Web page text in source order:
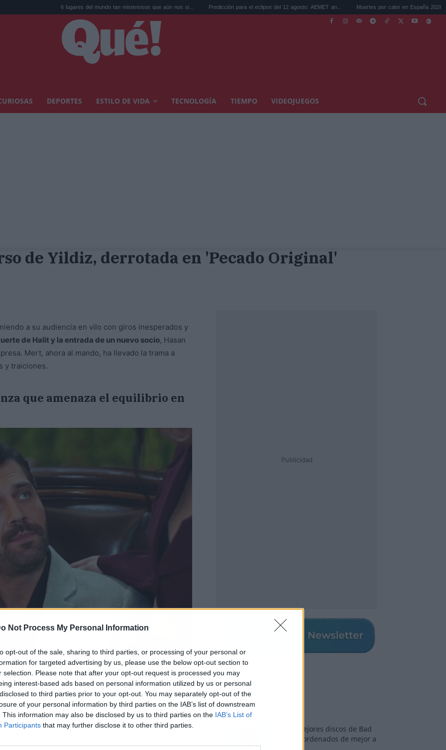
Not Process My Personal Information
opt-out of the sale, sharing to third parties, or processing of your personal or
for targeted advertising by us, please use the below opt-out section to
selection. Please note that after your opt-out request is processed you may
interest-based ads based on personal information utilized by us or personal
to third parties prior to your opt-out. You may separately opt-out of the
of your personal information by third parties on the IAB’s list of downstream
This information may also be disclosed by us to third parties on the IAB’s List of
Participants that may further disclose it to other third parties.
6 lugares del mundo tan misteriosos que aún nos si... Predicción para el eclipse del 12 agosto: AEMET an... Muertes por calor en España 2026: el verano
DEPORTES ESTILO DE VIDA TECNOLOGÍA TIEMPO VIDEOJUEGOS
de Yildiz, derrotada en 'Pecado Original'
a su audiencia en vilo con giros inesperados y
de Halit y la entrada de un nuevo socio, Hasan
Mert, ahora al mando, ha llevado la trama a
y traiciones.
que amenaza el equilibrio en
para aceptar a Hasan Ali Kuyucu como nuevo
empresa en manos ajenas, se vio amenazada por
bajo la amenaza de llevarla a los tribunales.
tácticas despiadadas para lograr sus objetivos.
Publicidad
Los más vistos
Los 7 mejores discos de Bad
Bunny, ordenados de mejor a